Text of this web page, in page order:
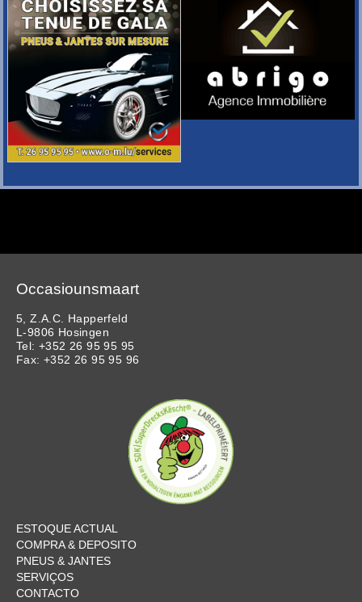
Occasiounsmaart
5, Z.A.C. Happerfeld
L-9806 Hosingen
Tel: +352 26 95 95 95
Fax: +352 26 95 95 96
ESTOQUE ACTUAL
COMPRA & DEPOSITO
PNEUS & JANTES
SERVIÇOS
CONTACTO